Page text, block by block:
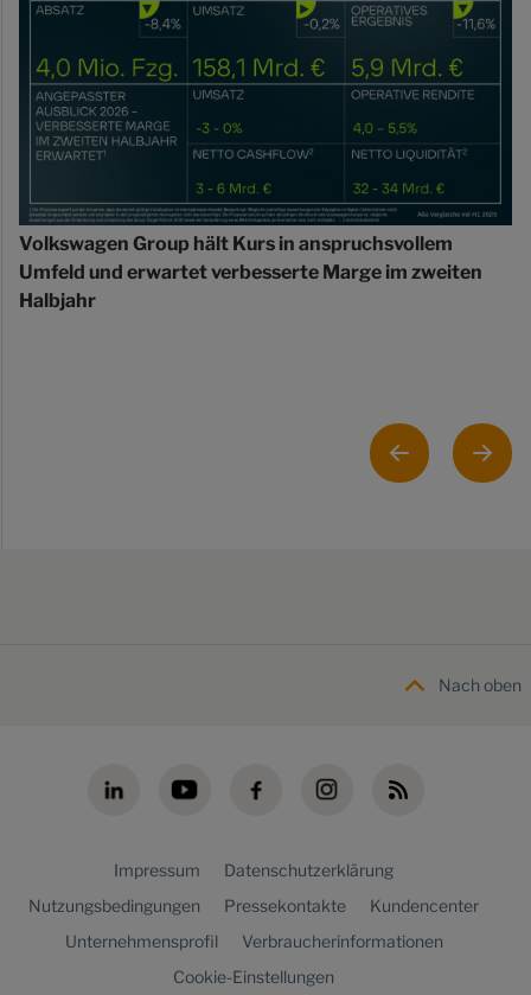
Volkswagen Group hält Kurs in anspruchsvollem
Umfeld und erwartet verbesserte Marge im zweiten
Halbjahr
Nach oben
Impressum
Datenschutzerklärung
Nutzungsbedingungen
Pressekontakte
Kundencenter
Unternehmensprofil
Verbraucherinformationen
Cookie-Einstellungen